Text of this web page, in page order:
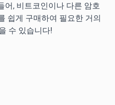
어, 비트코인이나 다른 암호
쉽게 구매하여 필요한 거의
수 있습니다!